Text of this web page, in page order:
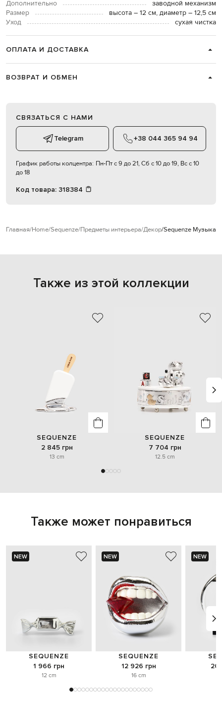
Дополнительно
заводной механизм
Размер
высота – 12 см, диаметр – 12,5 см
Уход
сухая чистка
ОПЛАТА И ДОСТАВКА
ВОЗВРАТ И ОБМЕН
СВЯЗАТЬСЯ С НАМИ
Telegram +38 044 365 94 94
График работы колцентра: Пн-Пт с 9 до 21, Сб с 10 до 19, Вс с 10
до 18
Код товара: 318384
Главная Home Sequenze Предметы интерьера Декор Sequenze
Также из этой коллекции
SEQUENZE
2 845 грн
13 cm
SEQUENZE
7 704 грн
12.5 cm
Также может понравиться
NEW
SEQUENZE
1 966 грн
12 cm
NEW
SEQUENZE
12 926 грн
16 cm
NEW
20